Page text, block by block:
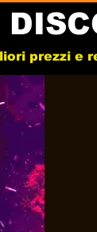
prezzi e